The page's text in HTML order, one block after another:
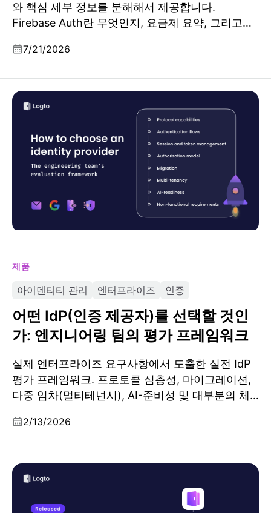
와 핵심 세부 정보를 분해해서 제공합니다.
Firebase Auth란 무엇인지, 요금제 요약, 그리고
7/21/2026
제품
아이덴티티 관리 엔터프라이즈 인증
어떤 IdP(인증 제공자)를 선택할 것인
가: 엔지니어링 팀의 평가 프레임워크
실제 엔터프라이즈 요구사항에서 도출한 실전 IdP
평가 프레임워크. 프로토콜 심층성, 마이그레이션,
다중 임차(멀티테넌시), AI-준비성 및 대부분의 체
2/13/2026
어떤 IdP(인증 제공자)를 선택할 것인가: 엔지니어링 팀의
평가 프레임워크
한 번의 프롬프트로 사용자 인증 도입: Logto MCP
Server 소개